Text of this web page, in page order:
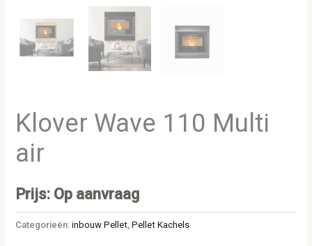
Klover Wave 110 Multi
air
Prijs: Op aanvraag
Categorieën:inbouw Pellet,Pellet Kachels